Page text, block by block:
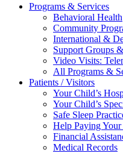
Programs & Services
Behavioral Health
Community
International &
Support Groups
Video Visits:
All Programs &
Patients / Visitors
Your Child’s
Your Child’s
Safe Sleep
Help Paying
Financial
Medical Records